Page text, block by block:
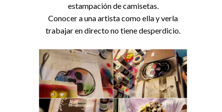
estampación de camisetas.
Conocer a una artista como ella y verla
trabajar en directo no tiene desperdicio.